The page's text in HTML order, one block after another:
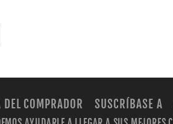
DEL COMPRADOR SUSCRÍBASE A